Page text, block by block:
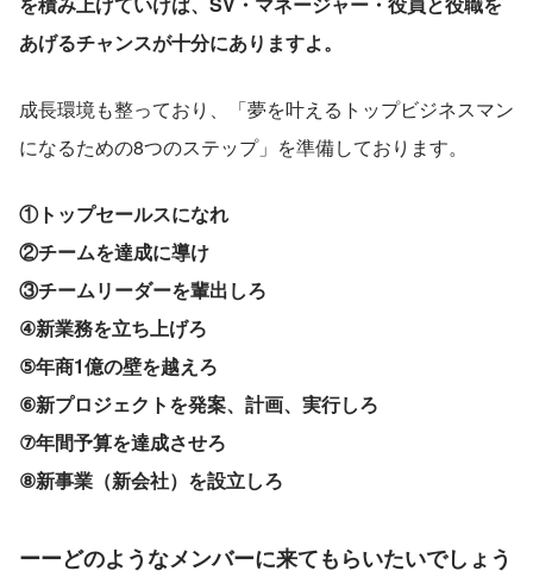
あげるチャンスが十分にありますよ。
成長環境も整っており、「夢を叶えるトップビジネスマン
になるための8つのステップ」を準備しております。
①トップセールスになれ
②チームを達成に導け
③チームリーダーを輩出しろ
④新業務を立ち上げろ
⑤年商1億の壁を越えろ
⑥新プロジェクトを発案、計画、実行しろ
⑦年間予算を達成させろ
⑧新事業（新会社）を設立しろ
ーーどのようなメンバーに来てもらいたいでしょう